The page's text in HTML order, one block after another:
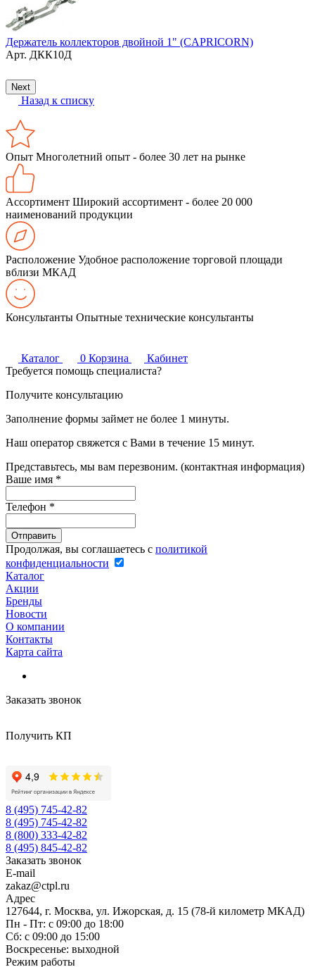
Держатель коллекторов двойной 1" (CAPRICORN)
Арт. ДКК10Д
Next
Назад к списку
Опыт Многолетний опыт - более 30 лет на рынке
Ассортимент Широкий ассортимент - более 20 000
наименований продукции
Расположение Удобное расположение торговой площади
вблизи МКАД
Консультанты Опытные технические консультанты
Каталог 0 Корзина
Кабинет
Требуется помощь специалиста?
Получите консультацию
Заполнение формы займет не более 1 минуты.
Наш оператор свяжется с Вами в течение 15 минут.
Представьтесь, мы вам перезвоним. (контактная информация)
Ваше имя *
Телефон *
Продолжая, вы соглашаетесь с политикой
конфиденциальности
Каталог
Акции
Бренды
Новости
О компании
Контакты
Карта сайта
Заказать звонок
Получить КП
8 (495) 745-42-82
8 (495) 745-42-82
8 (800) 333-42-82
8 (495) 845-42-82
Заказать звонок
E-mail
zakaz@ctpl.ru
Адрес
127644, г. Москва, ул. Ижорская, д. 15 (78-й километр МКАД)
Пн - Пт: с 09:00 до 18:00
Сб: с 09:00 до 15:00
Воскресенье: выходной
Режим работы